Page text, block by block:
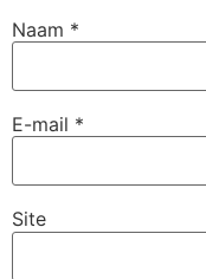
Naam *
E-mail *
Site